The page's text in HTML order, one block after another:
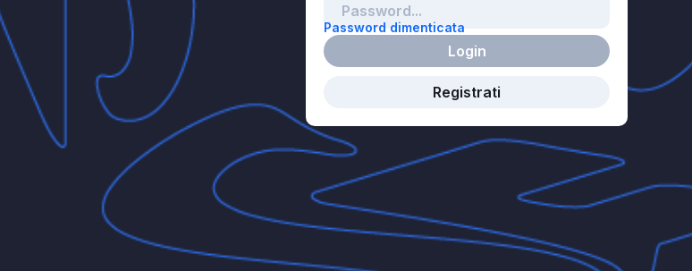
Password dimenticata
Login
Registrati